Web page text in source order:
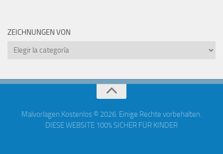
ZEICHNUNGEN VON
Zeichnungen
Malvorlagen Kostenlos © 2026. Einige Rechte vorbehalten.
DIESE WEBSITE 100% SICHER FÜR KINDER